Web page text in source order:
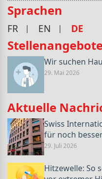
Sprachen
FR EN DE
Wir suchen
29. Mai 2026
Aktuelle
Swiss
für noch
29. Juli 2026
Hitzewelle: So